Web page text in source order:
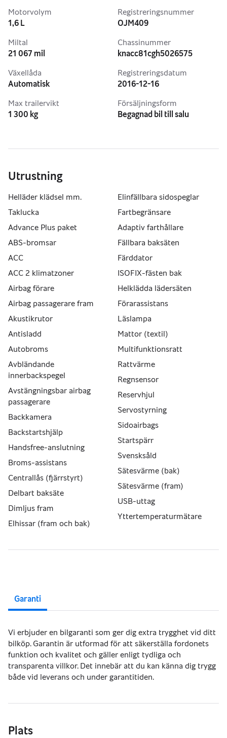
Motorvolym
1,6 L
Miltal
21 067 mil
Växellåda
Automatisk
Max trailervikt
1 300 kg
Registreringsnummer
OJM409
Chassinummer
knacc81cgh5026575
Registreringsdatum
2016-12-16
Försäljningsform
Begagnad bil till salu
Utrustning
Helläder klädsel mm.
Taklucka
Advance Plus paket
ABS-bromsar
ACC
ACC 2 klimatzoner
Airbag förare
Airbag passagerare fram
Akustikrutor
Antisladd
Autobroms
Avbländande
innerbackspegel
Avstängningsbar airbag
passagerare
Backkamera
Backstartshjälp
Handsfree-anslutning
Broms-assistans
Centrallås (fjärrstyrt)
Delbart baksäte
Dimljus fram
Elhissar (fram och bak)
Elinfällbara sidospeglar
Fartbegränsare
Adaptiv farthållare
Fällbara baksäten
Färddator
ISOFIX-fästen bak
Helklädda lädersäten
Förarassistans
Läslampa
Mattor (textil)
Multifunktionsratt
Rattvärme
Regnsensor
Reservhjul
Servostyrning
Sidoairbags
Startspärr
Svensksåld
Sätesvärme (bak)
Sätesvärme (fram)
USB-uttag
Yttertemperaturmätare
Garanti
Vi erbjuder en bilgaranti som ger dig extra trygghet vid ditt
bilköp. Garantin är utformad för att säkerställa fordonets
funktion och kvalitet och gäller enligt tydliga och
transparenta villkor. Det innebär att du kan känna dig trygg
både vid leverans och under garantitiden.
Plats